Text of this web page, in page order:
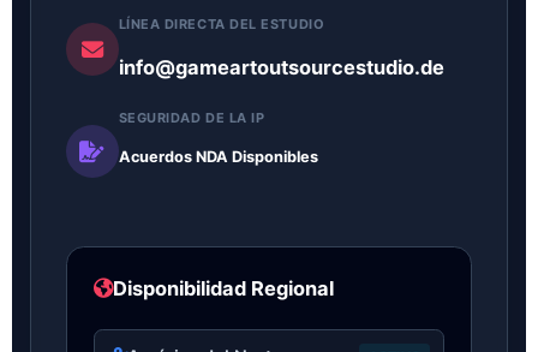
LÍNEA DIRECTA DEL ESTUDIO
info@gameartoutsourcestudio.de
SEGURIDAD DE LA IP
Acuerdos NDA Disponibles
Disponibilidad Regional